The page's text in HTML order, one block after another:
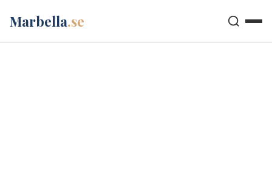
Marbella.se